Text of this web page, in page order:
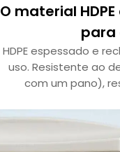
O material
para
HDPE espessado e
uso. Resistente ao
com um pano),